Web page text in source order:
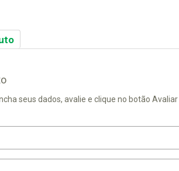
seus dados, avalie e clique no botão Avaliar